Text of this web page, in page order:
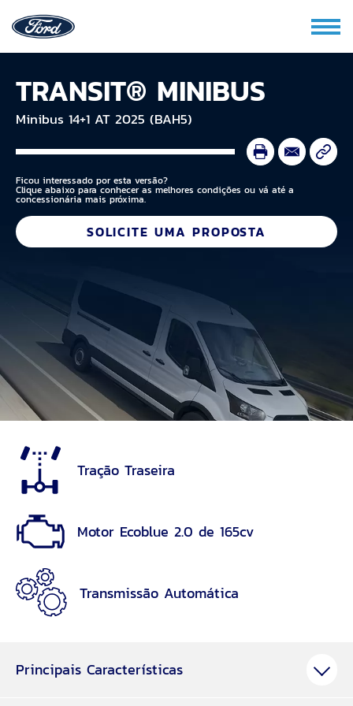
TRANSIT® MINIBUS
Minibus 14+1 AT 2025 (BAH5)
Ficou interessado por esta versão?
Clique abaixo para conhecer as melhores condições ou vá até a
concessionária mais próxima.
SOLICITE UMA PROPOSTA
Tração Traseira
Motor Ecoblue 2.0 de 165cv
Transmissão Automática
Principais Características